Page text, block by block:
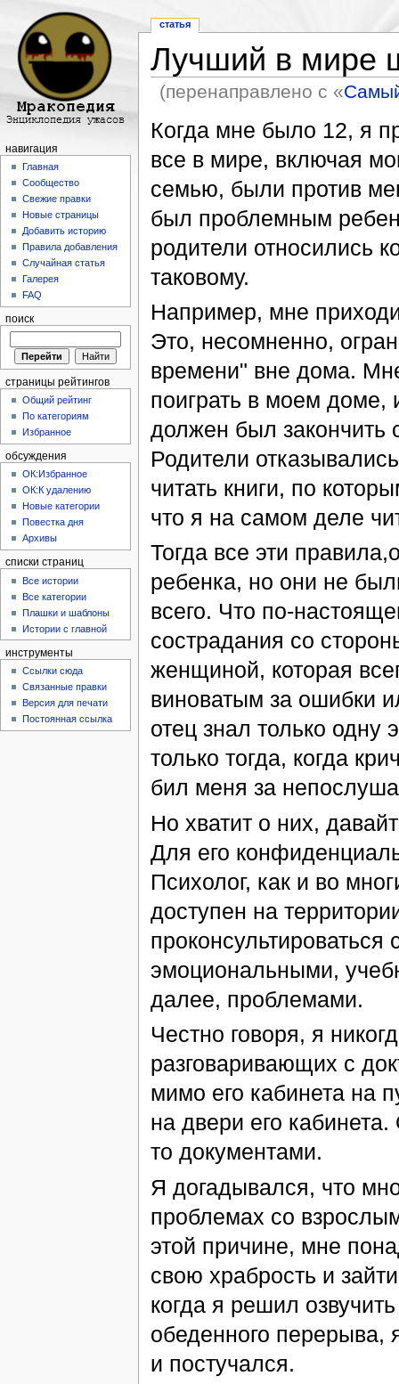
Лучший в мире
(перенаправлено с «
Когда мне было 12, я
все в мире, включая
семью, были против
был проблемным
родители относились
таковому.
Например, мне
Это, несомненно,
времени" вне дома.
поиграть в моем доме,
должен был
Родители
читать книги, по
что я на самом деле
Тогда все эти
ребенка, но они не
всего. Что по-
сострадания со
женщиной, которая
виноватым за ошибки
отец знал только
только тогда, когда
бил меня за
Но хватит о них,
Для его
Психолог, как и во
доступен на
эмоциональными,
далее, проблемами.
Честно говоря, я
разговаривающих с
мимо его кабинета на
на двери его
то документами.
Я догадывался, что
проблемах со
этой причине, мне
свою храбрость и
когда я решил
обеденного перерыва,
и постучался.
статья
навигация
Главная
Сообщество
Свежие правки
Новые страницы
Добавить историю
Правила добавления
Случайная статья
Галерея
FAQ
поиск
страницы рейтингов
Общий рейтинг
По категориям
Избранное
обсуждения
ОК:Избранное
ОК:К удалению
Новые категории
Повестка дня
Архивы
списки страниц
Все истории
Все категории
Плашки и шаблоны
Истории с главной
инструменты
Ссылки сюда
Связанные правки
Версия для печати
Постоянная ссылка